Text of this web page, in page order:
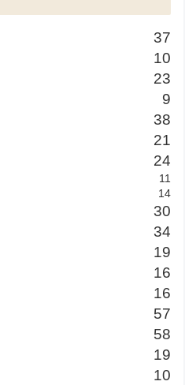
37
10
23
9
38
21
24
11
14
30
34
19
16
16
57
58
19
10